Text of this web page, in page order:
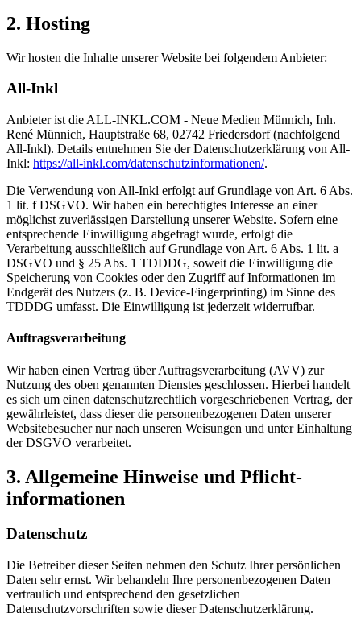
2. Hosting
Wir hosten die Inhalte unserer Website bei folgendem Anbieter:
All-Inkl
Anbieter ist die ALL-INKL.COM - Neue Medien Münnich, Inh.
René Münnich, Hauptstraße 68, 02742 Friedersdorf (nachfolgend
All-Inkl). Details entnehmen Sie der Datenschutzerklärung von All-
Inkl: https://all-inkl.com/datenschutzinformationen/.
Die Verwendung von All-Inkl erfolgt auf Grundlage von Art. 6 Abs.
1 lit. f DSGVO. Wir haben ein berechtigtes Interesse an einer
möglichst zuverlässigen Darstellung unserer Website. Sofern eine
entsprechende Einwilligung abgefragt wurde, erfolgt die
Verarbeitung ausschließlich auf Grundlage von Art. 6 Abs. 1 lit. a
DSGVO und § 25 Abs. 1 TDDDG, soweit die Einwilligung die
Speicherung von Cookies oder den Zugriff auf Informationen im
Endgerät des Nutzers (z. B. Device-Fingerprinting) im Sinne des
TDDDG umfasst. Die Einwilligung ist jederzeit widerrufbar.
Auftragsverarbeitung
Wir haben einen Vertrag über Auftragsverarbeitung (AVV) zur
Nutzung des oben genannten Dienstes geschlossen. Hierbei handelt
es sich um einen datenschutzrechtlich vorgeschriebenen Vertrag, der
gewährleistet, dass dieser die personenbezogenen Daten unserer
Websitebesucher nur nach unseren Weisungen und unter Einhaltung
der DSGVO verarbeitet.
3. Allgemeine Hinweise und Pflicht­
informationen
Datenschutz
Die Betreiber dieser Seiten nehmen den Schutz Ihrer persönlichen
Daten sehr ernst. Wir behandeln Ihre personenbezogenen Daten
vertraulich und entsprechend den gesetzlichen
Datenschutzvorschriften sowie dieser Datenschutzerklärung.